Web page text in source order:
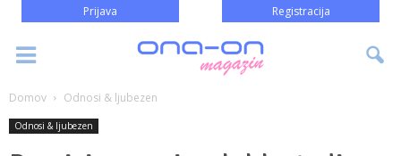
Prijava Registracija
Domov Odnosi & ljubezen
Odnosi & ljubezen